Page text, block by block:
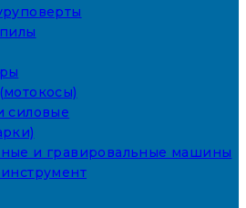
силовые
и гравировальные машины